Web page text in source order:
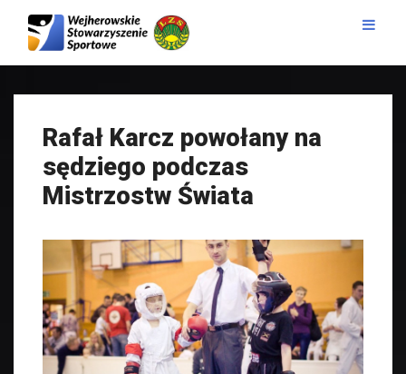
Rafał Karcz powołany na
sędziego podczas
Mistrzostw Świata